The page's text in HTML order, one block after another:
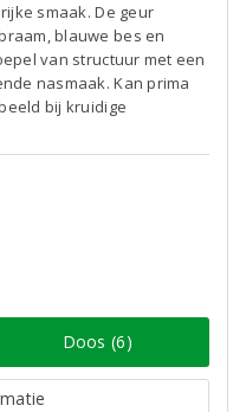
smaak. De geur
blauwe bes en
van structuur met een
nasmaak. Kan prima
bij kruidige
Doos (6)